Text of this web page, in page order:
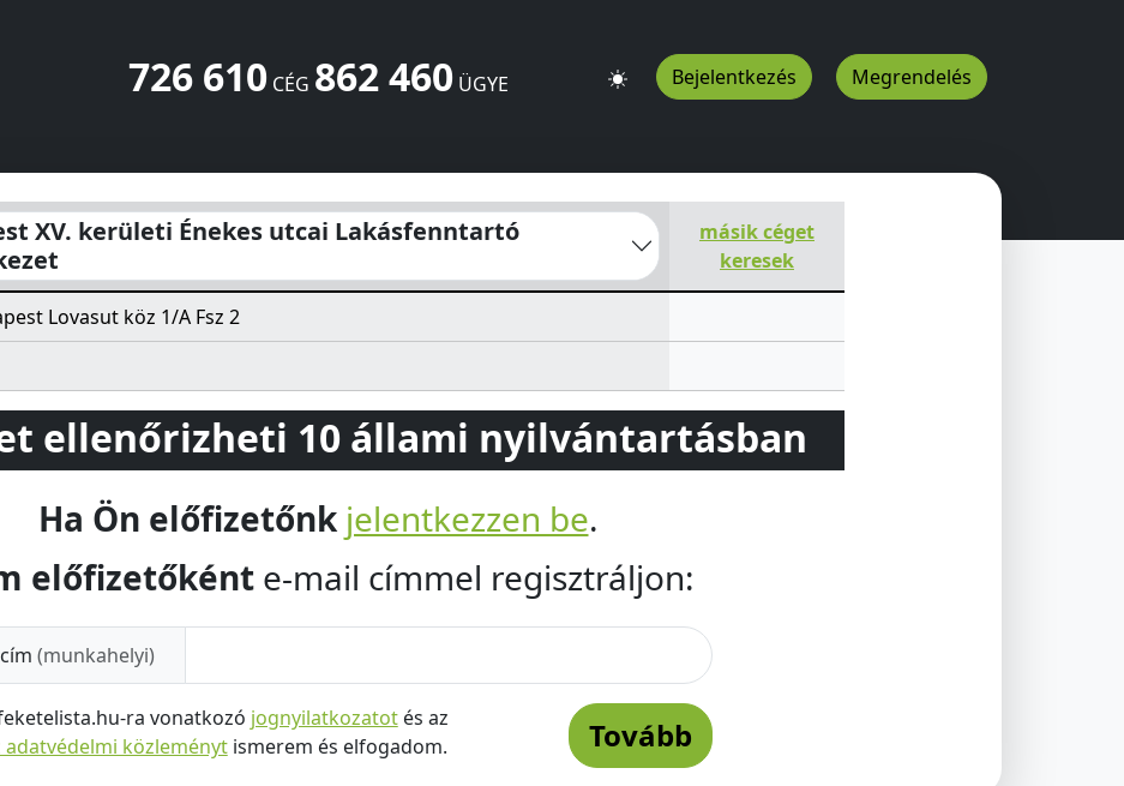
726 610CÉG 862 460ÜGYE Bejelentkezés Megrendelés
utcai Lakásfenntartó SzövetkezetLovasut köz 1/A Fsz 2Budapest1151
XV. kerületi Énekes utcai Lakásfenntartó
másik céget
keresek
Lovasut köz 1/A Fsz 2
ellenőrizheti 10 állami nyilvántartásban
Ha Ön előfizetőnk jelentkezzen be.
előfizetőként e-mail címmel regisztráljon:
(munkahelyi)
ra vonatkozó jognyilatkozatotés az
adatvédelmi közleménytismerem és elfogadom. Tovább